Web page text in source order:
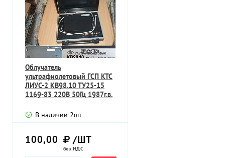
Облучатель
ультрафиолетовый ГСП КТС
ЛИУС-2 КВ98.10 ТУ25-15
1169-83 220В 50Гц 1987г.в.
В наличии 2шт
100,00 /ШТ
без НДС